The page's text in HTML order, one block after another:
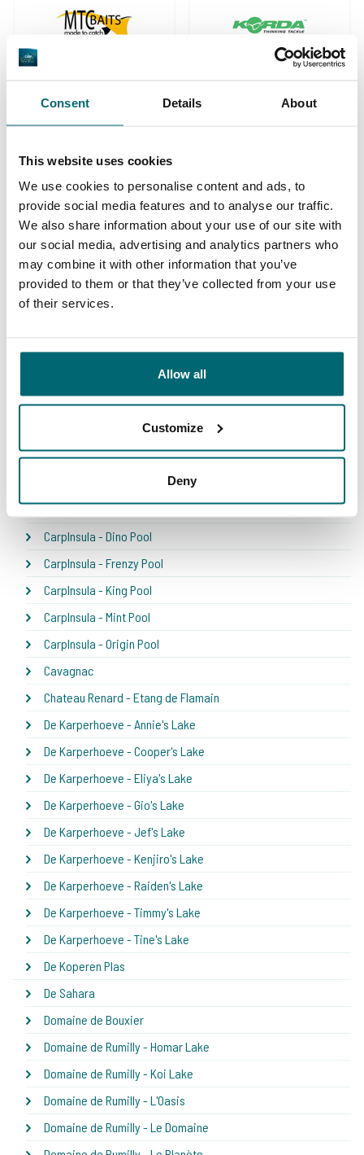
Consent Details About
This website uses cookies
We use cookies to personalise content and ads, to
provide social media features and to analyse our traffic.
We also share information about your use of our site with
our social media, advertising and analytics partners who
may combine it with other information that you’ve
provided to them or that they’ve collected from your use
of their services.
Allow all
Customize
Deny
Unser Angebot
* NEW * Karperdroom - Artjeswiel
* NEW * Karperdroom - Extreme
Bel Eaux - Belvare
Bel Eaux - Etang du Yeti
Bel'ecaille
Boux
CarpInsula - Belly Pool
CarpInsula - Dino Pool
CarpInsula - Frenzy Pool
CarpInsula - King Pool
CarpInsula - Mint Pool
CarpInsula - Origin Pool
Cavagnac
Chateau Renard - Etang de Flamain
De Karperhoeve - Annie's Lake
De Karperhoeve - Cooper's Lake
De Karperhoeve - Eliya's Lake
De Karperhoeve - Gio's Lake
De Karperhoeve - Jef's Lake
De Karperhoeve - Kenjiro's Lake
De Karperhoeve - Raiden's Lake
De Karperhoeve - Timmy's Lake
De Karperhoeve - Tine's Lake
De Koperen Plas
De Sahara
Domaine de Bouxier
Domaine de Rumilly - Homar Lake
Domaine de Rumilly - Koi Lake
Domaine de Rumilly - L'Oasis
Domaine de Rumilly - Le Domaine